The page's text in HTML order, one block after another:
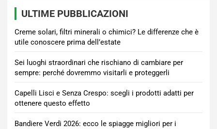
ULTIME PUBBLICAZIONI
Creme solari, filtri minerali o chimici? Le differenze che è
utile conoscere prima dell’estate
Sei luoghi straordinari che rischiano di cambiare per
sempre: perché dovremmo visitarli e proteggerli
Capelli Lisci e Senza Crespo: scegli i prodotti adatti per
ottenere questo effetto
Bandiere Verdi 2026: ecco le spiagge migliori per i